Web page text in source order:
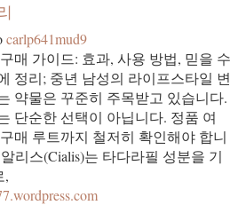
carlp641mud9
매 가이드: 효과, 사용 방법, 믿을 수
정리; 중년 남성의 라이프스타일 변
약물은 꾸준히 주목받고 있습니다.
단순한 선택이 아닙니다. 정품 여
매 루트까지 철저히 확인해야 합니
리스(Cialis)는 타다라필 성분을 기
,